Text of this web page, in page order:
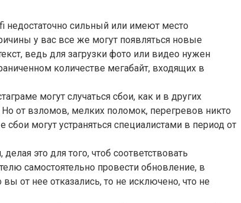
недостаточно сильный или имеют место
у вас все же могут появляться новые
ведь для загрузки фото или видео нужен
количестве мегабайт, входящих в
могут случаться сбои, как и в других
от взломов, мелких поломок, перегревов никто
могут устраняться специалистами в период от
это для того, чтоб соответствовать
самостоятельно провести обновление, в
от нее отказались, то не исключено, что не